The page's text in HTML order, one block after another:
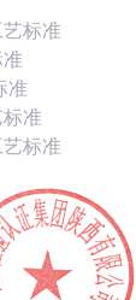
标准
准
准
标准